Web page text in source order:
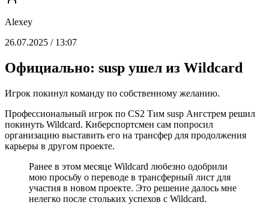
Alexey
26.07.2025 / 13:07
Официально: susp ушел из Wildcard
Игрок покинул команду по собственному желанию.
Профессиональный игрок по CS2 Тим susp Ангстрем решил
покинуть Wildcard. Киберспортсмен сам попросил
организацию выставить его на трансфер для продолжения
карьеры в другом проекте.
Ранее в этом месяце Wildcard любезно одобрили
мою просьбу о переводе в трансферный лист для
участия в новом проекте. Это решение далось мне
нелегко после стольких успехов с Wildcard.